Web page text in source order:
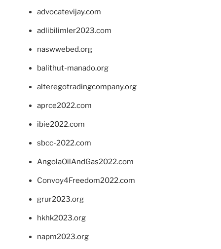
advocatevijay.com
adlibilimler2023.com
naswwebed.org
balithut-manado.org
alteregotradingcompany.org
aprce2022.com
ibie2022.com
sbcc-2022.com
AngolaOilAndGas2022.com
Convoy4Freedom2022.com
grur2023.org
hkhk2023.org
napm2023.org